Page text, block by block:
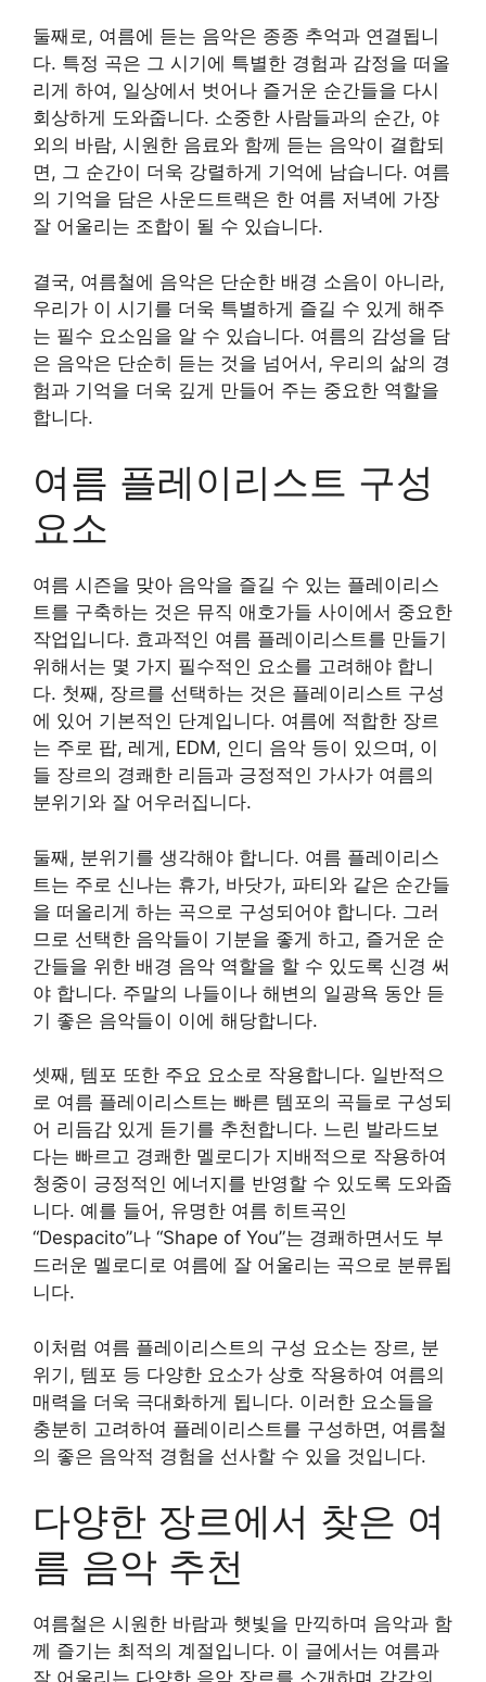
둘째로, 여름에 듣는 음악은 종종 추억과 연결됩니
다. 특정 곡은 그 시기에 특별한 경험과 감정을 떠올
리게 하여, 일상에서 벗어나 즐거운 순간들을 다시
회상하게 도와줍니다. 소중한 사람들과의 순간, 야
외의 바람, 시원한 음료와 함께 듣는 음악이 결합되
면, 그 순간이 더욱 강렬하게 기억에 남습니다. 여름
의 기억을 담은 사운드트랙은 한 여름 저녁에 가장
잘 어울리는 조합이 될 수 있습니다.
결국, 여름철에 음악은 단순한 배경 소음이 아니라,
우리가 이 시기를 더욱 특별하게 즐길 수 있게 해주
는 필수 요소임을 알 수 있습니다. 여름의 감성을 담
은 음악은 단순히 듣는 것을 넘어서, 우리의 삶의 경
험과 기억을 더욱 깊게 만들어 주는 중요한 역할을
합니다.
여름 플레이리스트 구성
요소
여름 시즌을 맞아 음악을 즐길 수 있는 플레이리스
트를 구축하는 것은 뮤직 애호가들 사이에서 중요한
작업입니다. 효과적인 여름 플레이리스트를 만들기
위해서는 몇 가지 필수적인 요소를 고려해야 합니
다. 첫째, 장르를 선택하는 것은 플레이리스트 구성
에 있어 기본적인 단계입니다. 여름에 적합한 장르
는 주로 팝, 레게, EDM, 인디 음악 등이 있으며, 이
들 장르의 경쾌한 리듬과 긍정적인 가사가 여름의
분위기와 잘 어우러집니다.
둘째, 분위기를 생각해야 합니다. 여름 플레이리스
트는 주로 신나는 휴가, 바닷가, 파티와 같은 순간들
을 떠올리게 하는 곡으로 구성되어야 합니다. 그러
므로 선택한 음악들이 기분을 좋게 하고, 즐거운 순
간들을 위한 배경 음악 역할을 할 수 있도록 신경 써
야 합니다. 주말의 나들이나 해변의 일광욕 동안 듣
기 좋은 음악들이 이에 해당합니다.
셋째, 템포 또한 주요 요소로 작용합니다. 일반적으
로 여름 플레이리스트는 빠른 템포의 곡들로 구성되
어 리듬감 있게 듣기를 추천합니다. 느린 발라드보
다는 빠르고 경쾌한 멜로디가 지배적으로 작용하여
청중이 긍정적인 에너지를 반영할 수 있도록 도와줍
니다. 예를 들어, 유명한 여름 히트곡인
“Despacito”나 “Shape of You”는 경쾌하면서도 부
드러운 멜로디로 여름에 잘 어울리는 곡으로 분류됩
니다.
이처럼 여름 플레이리스트의 구성 요소는 장르, 분
위기, 템포 등 다양한 요소가 상호 작용하여 여름의
매력을 더욱 극대화하게 됩니다. 이러한 요소들을
충분히 고려하여 플레이리스트를 구성하면, 여름철
의 좋은 음악적 경험을 선사할 수 있을 것입니다.
다양한 장르에서 찾은 여
름 음악 추천
여름철은 시원한 바람과 햇빛을 만끽하며 음악과 함
께 즐기는 최적의 계절입니다. 이 글에서는 여름과